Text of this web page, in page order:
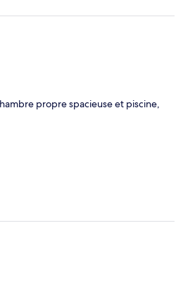
propre spacieuse et piscine,